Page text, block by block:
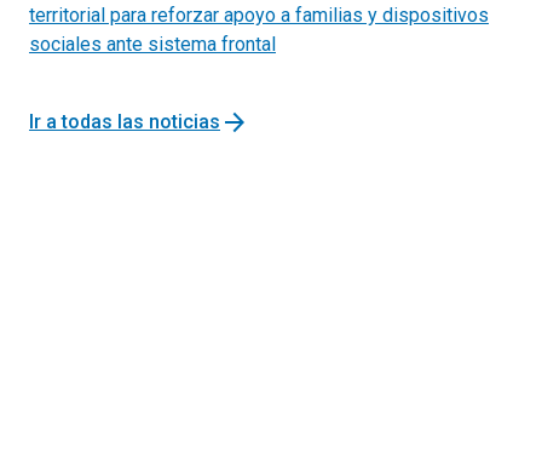
territorial para reforzar apoyo a familias y dispositivos
sociales ante sistema frontal
Ir a todas las noticias arrow_forward